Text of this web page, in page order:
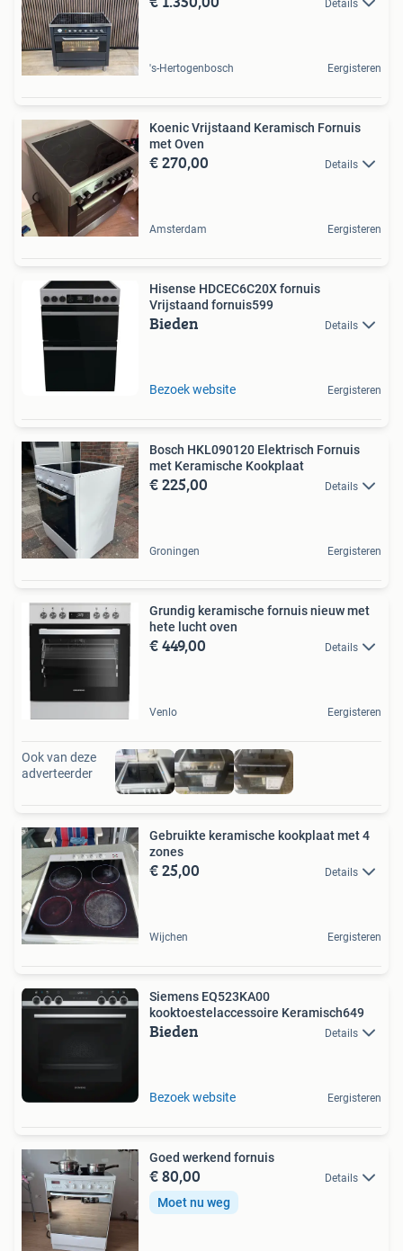
Details
's-Hertogenbosch Eergisteren
Koenic Vrijstaand Keramisch Fornuis
met Oven
€ 270,00 Details
Amsterdam Eergisteren
Hisense HDCEC6C20X fornuis
Vrijstaand fornuis599
Bieden Details
Bezoek website Eergisteren
Bosch HKL090120 Elektrisch Fornuis
met Keramische Kookplaat
€ 225,00 Details
Groningen Eergisteren
Grundig keramische fornuis nieuw met
hete lucht oven
€ 449,00 Details
Venlo Eergisteren
Ook van deze
adverteerder
Gebruikte keramische kookplaat met 4
zones
€ 25,00 Details
Wijchen Eergisteren
Siemens EQ523KA00
kooktoestelaccessoire Keramisch649
Bieden Details
Bezoek website Eergisteren
Goed werkend fornuis
€ 80,00 Details
Moet nu weg